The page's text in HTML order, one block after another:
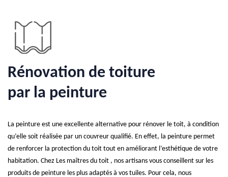
Rénovation de toiture
par la peinture
La peinture est une excellente alternative pour rénover le toit, à condition
qu’elle soit réalisée par un couvreur qualifié. En effet, la peinture permet
de renforcer la protection du toit tout en améliorant l’esthétique de votre
habitation. Chez Les maîtres du toit , nos artisans vous conseillent sur les
produits de peinture les plus adaptés à vos tuiles. Pour cela, nous